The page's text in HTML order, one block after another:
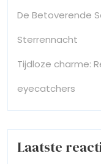
De Betoverende
Sterrennacht
Tijdloze charme:
eyecatchers
Laatste